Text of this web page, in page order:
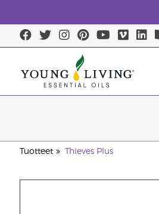
Tuotteet Thieves Plus